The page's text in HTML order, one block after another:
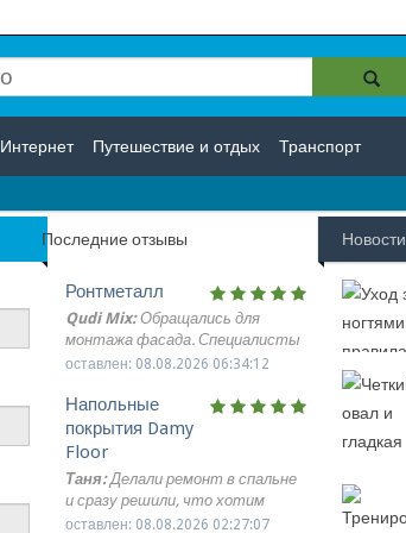
Интернет Путешествие и отдых Транспорт
Последние отзывы
Ронтметалл
Qudi Mix:Обращались для
монтажа фасада. Специалисты
приехали подготовленные,
Все понравилось спасибо
команде.
оставлен: 08.08.2026 06:34:12
Напольные
покрытия Damy
Floor
Таня:Делали ремонт в спальне
и сразу решили, что хотим
светлый деревянный пол. В
оставлен: 08.08.2026 02:27:07
Новости